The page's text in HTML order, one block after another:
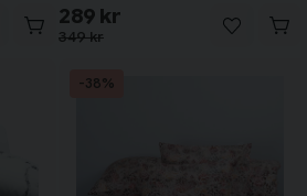
349 kr
289 kr
-38%